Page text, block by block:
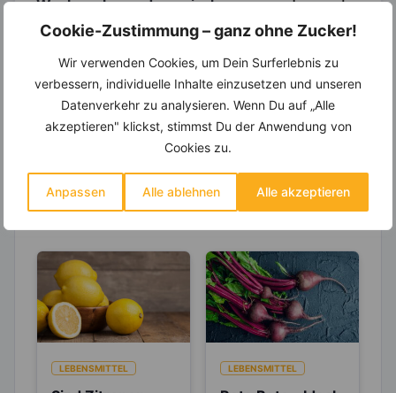
Cookie-Zustimmung – ganz ohne Zucker!
Wir verwenden Cookies, um Dein Surferlebnis zu
verbessern, individuelle Inhalte einzusetzen und unseren
Datenverkehr zu analysieren. Wenn Du auf „Alle
akzeptieren" klickst, stimmst Du der Anwendung von
Cookies zu.
Anpassen Alle ablehnen Alle akzeptieren
Wochenplaner,dynamische
Einkaufsliste und noch mehr?
viele hilfreiche und zeitsparende Möglichkeiten,
um Deine Ernährung optimal zu gestalten.
Erfahre mehr über die Zutaten
dieses Rezepts
LEBENSMITTEL LEBENSMITTEL